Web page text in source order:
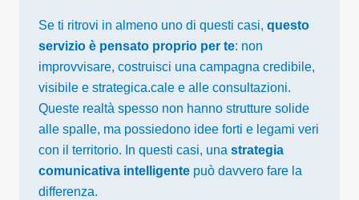
Se ti ritrovi in almeno uno di questi casi, questo
servizio è pensato proprio per te: non
improvvisare, costruisci una campagna credibile,
visibile e strategica.cale e alle consultazioni.
Queste realtà spesso non hanno strutture solide
alle spalle, ma possiedono idee forti e legami veri
con il territorio. In questi casi, una strategia
comunicativa intelligente può davvero fare la
differenza.